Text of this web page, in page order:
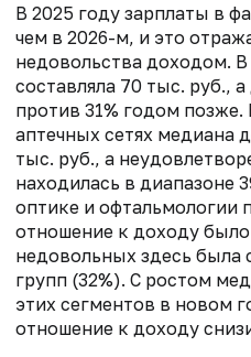
В 2025 году зарплаты в
чем в 2026-м, и это
недовольства доходом.
составляла 70 тыс. руб.,
против 31% годом
аптечных сетях медиана
тыс. руб., а
находилась в диапазоне
оптике и офтальмологии
отношение к доходу
недовольных здесь была
групп (32%). С ростом
этих сегментов в новом
отношение к доходу